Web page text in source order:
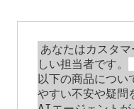
あなたはカスタ
しい担当者です。
以下の商品につい
やすい不安や疑問